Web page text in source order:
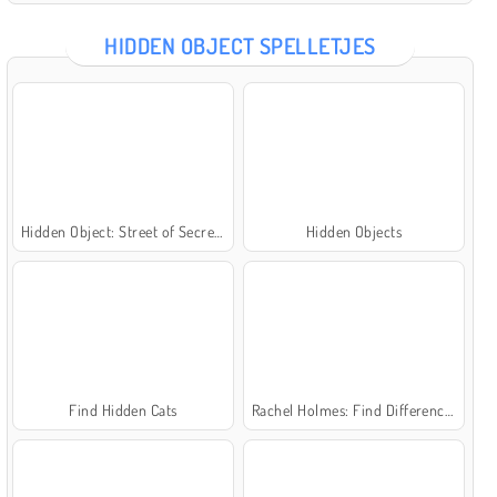
HIDDEN OBJECT SPELLETJES
Hidden Objects
Find Hidden Cats